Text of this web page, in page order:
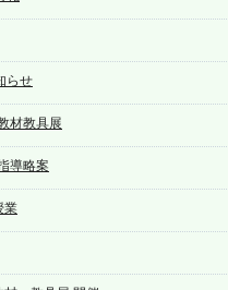
らせ
材教具展
導略案
業